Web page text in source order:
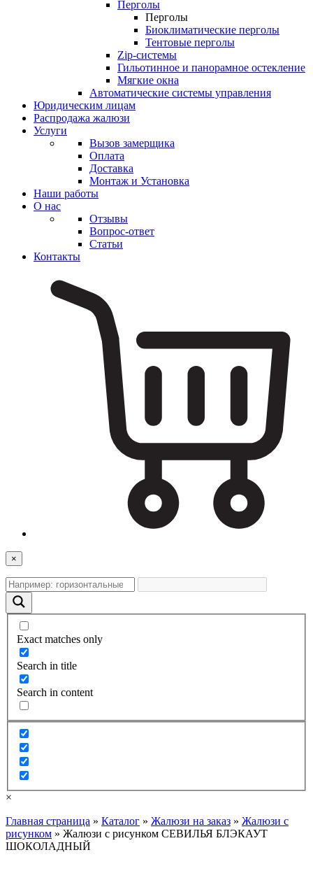
Перголы
Перголы
Биоклиматические перголы
Тентовые перголы
Zip-системы
Гильотинное и панорамное остекление
Мягкие окна
Автоматические системы управления
Юридическим лицам
Распродажа жалюзи
Услуги
Вызов замерщика
Оплата
Доставка
Монтаж и Установка
Наши работы
О нас
Отзывы
Вопрос-ответ
Статьи
Контакты
×
Exact matches only
Search in title
Search in content
×
Главная страница » Каталог » Жалюзи на заказ » Жалюзи с
рисунком » Жалюзи с рисунком СЕВИЛЬЯ БЛЭКАУТ
ШОКОЛАДНЫЙ